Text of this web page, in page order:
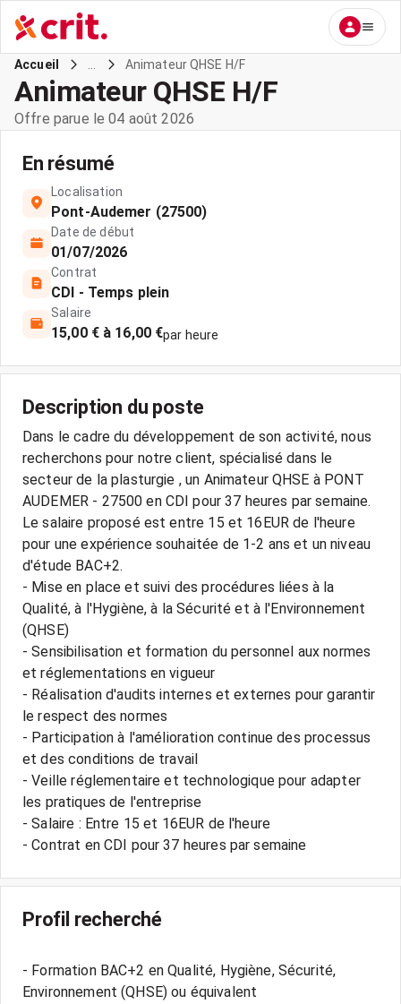
Accueil Animateur QHSE H/F
Animateur QHSE H/F
Offre parue le 04 août 2026
En résumé
Localisation
Pont-Audemer (27500)
Date de début
01/07/2026
Contrat
CDI - Temps plein
Salaire
15,00 € à 16,00 €par heure
Description du poste
Dans le cadre du développement de son activité, nous
recherchons pour notre client, spécialisé dans le
secteur de la plasturgie , un Animateur QHSE à PONT
AUDEMER - 27500 en CDI pour 37 heures par semaine.
Le salaire proposé est entre 15 et 16EUR de l'heure
pour une expérience souhaitée de 1-2 ans et un niveau
d'étude BAC+2.
- Mise en place et suivi des procédures liées à la
Qualité, à l'Hygiène, à la Sécurité et à l'Environnement
(QHSE)
- Sensibilisation et formation du personnel aux normes
et réglementations en vigueur
- Réalisation d'audits internes et externes pour garantir
le respect des normes
- Participation à l'amélioration continue des processus
et des conditions de travail
- Veille réglementaire et technologique pour adapter
les pratiques de l'entreprise
- Salaire : Entre 15 et 16EUR de l'heure
Profil recherché
- Formation BAC+2 en Qualité, Hygiène, Sécurité,
Environnement (QHSE) ou équivalent